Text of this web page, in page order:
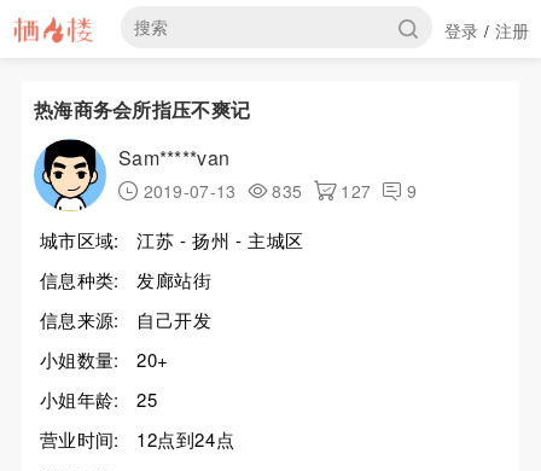
登录 / 注册
热海商务会所指压不爽记
Sam*****van
2019-07-13 835 127 9
城市区域:
江苏 - 扬州 - 主城区
信息种类:
发廊站街
信息来源:
自己开发
小姐数量:
20+
小姐年龄:
25
营业时间:
12点到24点